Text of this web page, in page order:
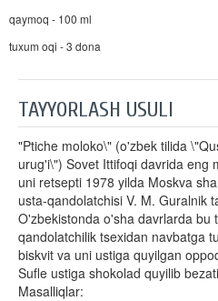
qaymoq - 100 ml
tuxum oqi - 3 dona
TAYYORLASH USULI
"Ptiche moloko\" (o'zbek tilida
urug'i\") Sovet Ittifoqi davrida eng
uni retsepti 1978 yilda Moskva
usta-qandolatchisi V. M. Guralnik
O'zbekistonda o'sha davrlarda bu
qandolatchilik tsexidan navbatga
biskvit va uni ustiga quyilgan
Sufle ustiga shokolad quyilib
Masalliqlar: